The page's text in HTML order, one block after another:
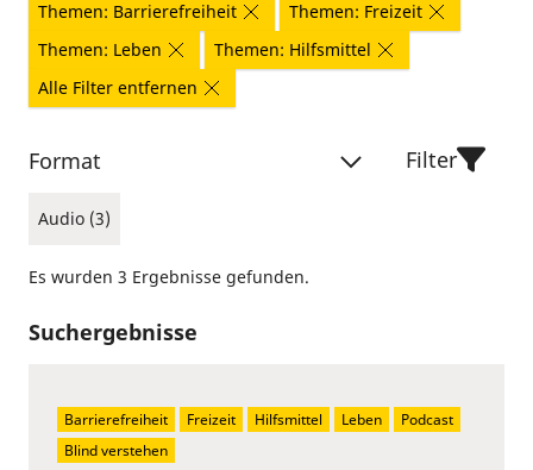
Themen: Barrierefreiheit
Themen: Freizeit
Themen: Leben
Themen: Hilfsmittel
Alle Filter entfernen
Format
Audio (3)
Filter
Es wurden 3 Ergebnisse gefunden.
Suchergebnisse
Barrierefreiheit Freizeit Hilfsmittel Leben
Podcast
Blind verstehen